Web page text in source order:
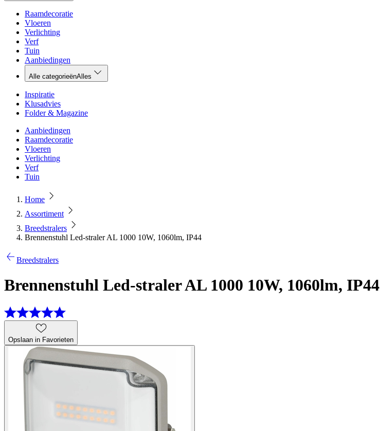
Raamdecoratie
Vloeren
Verlichting
Verf
Tuin
Aanbiedingen
Alle categorieënAlles
Inspiratie
Klusadvies
Folder & Magazine
Aanbiedingen
Raamdecoratie
Vloeren
Verlichting
Verf
Tuin
Home
Assortiment
Breedstralers
Brennenstuhl Led-straler AL 1000 10W, 1060lm, IP44
Breedstralers
Brennenstuhl Led-straler AL 1000 10W, 1060lm, IP44
Opslaan in Favorieten